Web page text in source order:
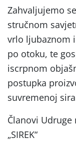
Zahvaljujemo
stručnom
vrlo ljubaznom
po otoku, te
iscrpnom
postupka
suvremenoj
Članovi
„SIREK“